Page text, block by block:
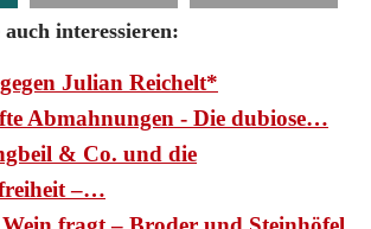
interessieren:
Julian Reichelt*
Abmahnungen - Die dubiose…
& Co. und die
–…